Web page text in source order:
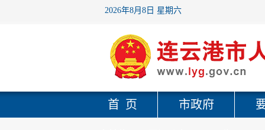
2026年8月8日 星期六
首 页 市政府